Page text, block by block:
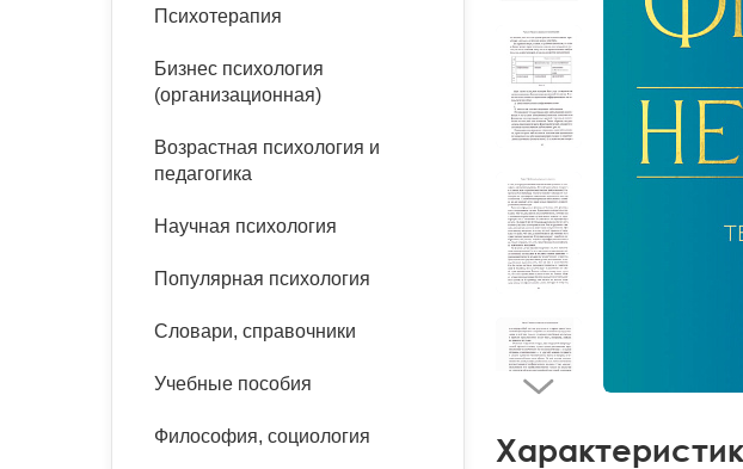
панические атаки
Психодрама
Сказкотерапия
психотерапии
Классический, эриксоновский
эргономика
Социальная психология
Психология развития
организационная психология
психоанализ
Психотерапия
Бизнес психология
(организационная)
Возрастная психология и
педагогика
Научная психология
Популярная психология
Словари, справочники
Учебные пособия
Философия, социология